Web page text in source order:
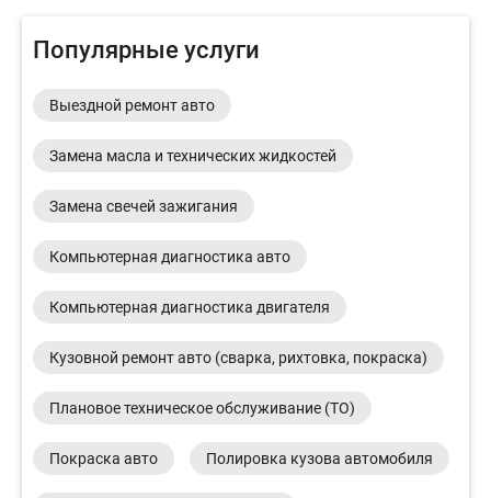
Популярные услуги
Выездной ремонт авто
Замена масла и технических жидкостей
Замена свечей зажигания
Компьютерная диагностика авто
Компьютерная диагностика двигателя
Кузовной ремонт авто (сварка, рихтовка, покраска)
Плановое техническое обслуживание (ТО)
Покраска авто Полировка кузова автомобиля